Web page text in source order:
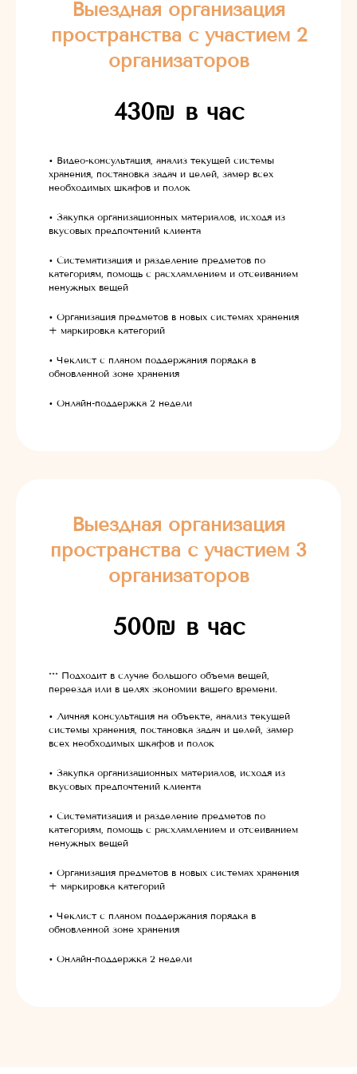
Выездная организация
пространства с участием 2
организаторов
430₪ в час
• Видео-консультация, анализ текущей системы
хранения, постановка задач и целей, замер всех
необходимых шкафов и полок
• Закупка организационных материалов, исходя из
вкусовых предпочтений клиента
• Систематизация и разделение предметов по
категориям, помощь с расхламлением и отсеиванием
ненужных вещей
• Организация предметов в новых системах хранения
+ маркировка категорий
• Чеклист с планом поддержания порядка в
обновленной зоне хранения
• Онлайн-поддержка 2 недели
Выездная организация
пространства с участием 3
организаторов
500₪ в час
*** Подходит в случае большого объема вещей,
переезда или в целях экономии вашего времени.
• Личная консультация на объекте, анализ текущей
системы хранения, постановка задач и целей, замер
всех необходимых шкафов и полок
• Закупка организационных материалов, исходя из
вкусовых предпочтений клиента
• Систематизация и разделение предметов по
категориям, помощь с расхламлением и отсеиванием
ненужных вещей
• Организация предметов в новых системах хранения
+ маркировка категорий
• Чеклист с планом поддержания порядка в
обновленной зоне хранения
• Онлайн-поддержка 2 недели